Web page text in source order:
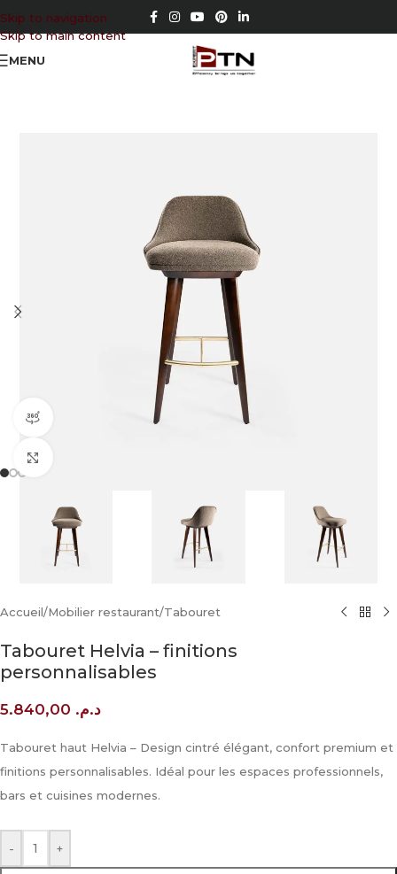
Skip to navigation
Skip to main content
MENU
Accueil/Mobilier restaurant/Tabouret
Tabouret Helvia – finitions
personnalisables
د.م.
Tabouret haut Helvia – Design cintré élégant, confort premium et
finitions personnalisables. Idéal pour les espaces professionnels,
bars et cuisines modernes.
- +